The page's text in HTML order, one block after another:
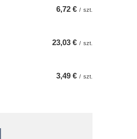
6,72 € / szt.
23,03 € / szt.
3,49 € / szt.